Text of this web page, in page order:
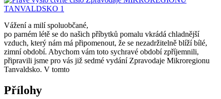
Vážení a milí spoluobčané,
po parném létě se do našich příbytků pomalu vkrádá chladnější
vzduch, který nám má připomenout, že se nezadržitelně blíží bílé,
zimní období. Abychom vám toto sychravé období zpříjemnili,
připravili jsme pro vás již sedmé vydání Zpravodaje Mikroregionu
Tanvaldsko. V tomto
Přílohy